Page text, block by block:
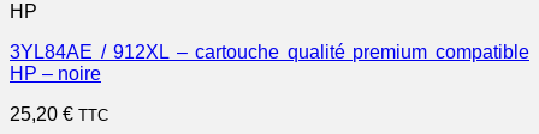
HP
3YL84AE / 912XL – cartouche qualité premium compatible
HP – noire
25,20 € TTC